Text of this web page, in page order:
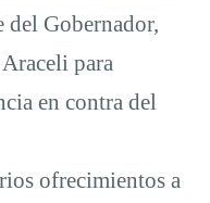
del Gobernador,
para
en contra del
ofrecimientos a